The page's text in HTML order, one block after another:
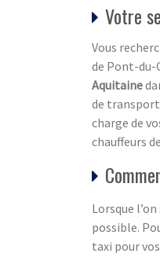
Votre
Vous
de Pont-du-
Aquitaine
de
charge de
chauffeurs
Lorsque
possible.
taxi pour